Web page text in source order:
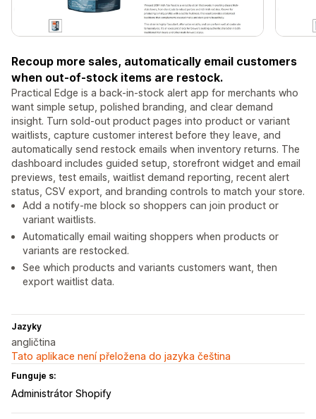
Recoup more sales, automatically email customers
when out-of-stock items are restock.
Practical Edge is a back-in-stock alert app for merchants who
want simple setup, polished branding, and clear demand
insight. Turn sold-out product pages into product or variant
waitlists, capture customer interest before they leave, and
automatically send restock emails when inventory returns. The
dashboard includes guided setup, storefront widget and email
previews, test emails, waitlist demand reporting, recent alert
status, CSV export, and branding controls to match your store.
Add a notify-me block so shoppers can join product or
variant waitlists.
Automatically email waiting shoppers when products or
variants are restocked.
See which products and variants customers want, then
export waitlist data.
Jazyky
angličtina
Tato aplikace není přeložena do jazyka čeština
Funguje s:
Administrátor Shopify